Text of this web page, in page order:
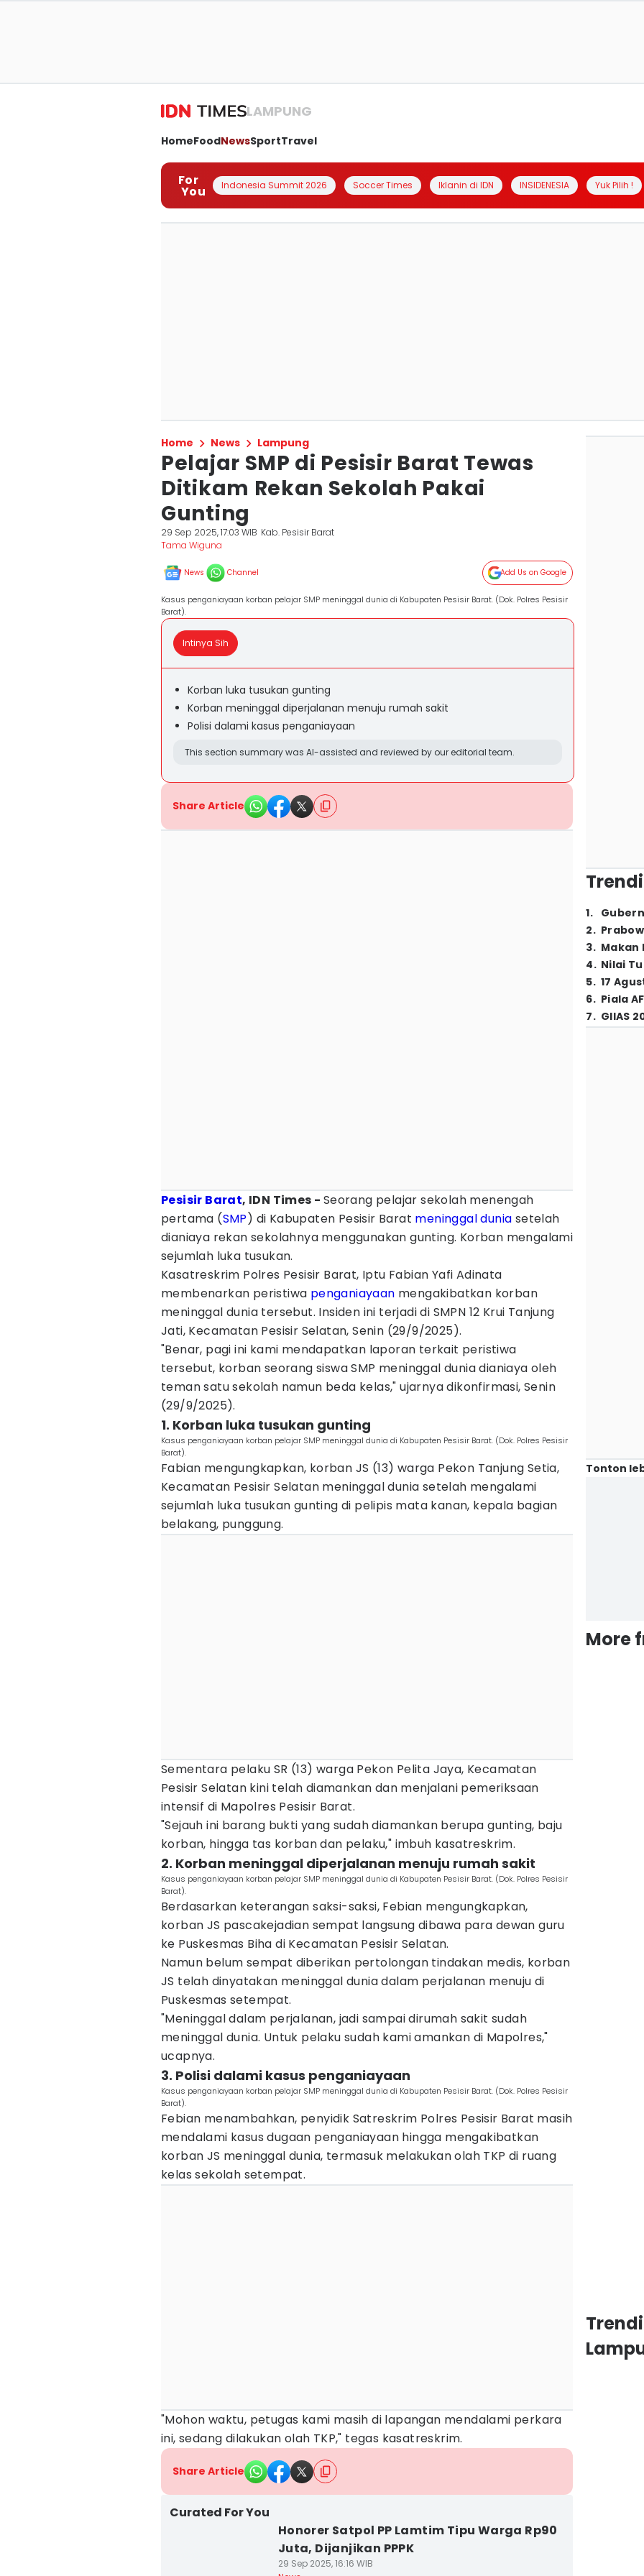
LAMPUNG
HomeFoodNewsSportTravel
For
You Indonesia Summit 2026 Soccer Times Iklanin di IDN INSIDENESIA Yuk Pilih !
Home News Lampung
Pelajar SMP di Pesisir Barat Tewas
Ditikam Rekan Sekolah Pakai
Gunting
29 Sep 2025, 17:03 WIB Kab. Pesisir Barat
Tama Wiguna
News Channel Add Us on Google
Kasus penganiayaan korban pelajar SMP meninggal dunia di Kabupaten Pesisir Barat. (Dok. Polres Pesisir
Barat).
Intinya Sih
Korban luka tusukan gunting
Korban meninggal diperjalanan menuju rumah sakit
Polisi dalami kasus penganiayaan
This section summary was AI-assisted and reviewed by our editorial team.
Share Article
Pesisir Barat, IDN Times - Seorang pelajar sekolah menengah
pertama (SMP) di Kabupaten Pesisir Barat meninggal dunia setelah
dianiaya rekan sekolahnya menggunakan gunting. Korban mengalami
sejumlah luka tusukan.
Kasatreskrim Polres Pesisir Barat, Iptu Fabian Yafi Adinata
membenarkan peristiwa penganiayaan mengakibatkan korban
meninggal dunia tersebut. Insiden ini terjadi di SMPN 12 Krui Tanjung
Jati, Kecamatan Pesisir Selatan, Senin (29/9/2025).
"Benar, pagi ini kami mendapatkan laporan terkait peristiwa
tersebut, korban seorang siswa SMP meninggal dunia dianiaya oleh
teman satu sekolah namun beda kelas," ujarnya dikonfirmasi, Senin
(29/9/2025).
1. Korban luka tusukan gunting
Kasus penganiayaan korban pelajar SMP meninggal dunia di Kabupaten Pesisir Barat. (Dok. Polres Pesisir
Barat).
Fabian mengungkapkan, korban JS (13) warga Pekon Tanjung Setia,
Kecamatan Pesisir Selatan meninggal dunia setelah mengalami
sejumlah luka tusukan gunting di pelipis mata kanan, kepala bagian
belakang, punggung.
Sementara pelaku SR (13) warga Pekon Pelita Jaya, Kecamatan
Pesisir Selatan kini telah diamankan dan menjalani pemeriksaan
intensif di Mapolres Pesisir Barat.
"Sejauh ini barang bukti yang sudah diamankan berupa gunting, baju
korban, hingga tas korban dan pelaku," imbuh kasatreskrim.
2. Korban meninggal diperjalanan menuju rumah sakit
Kasus penganiayaan korban pelajar SMP meninggal dunia di Kabupaten Pesisir Barat. (Dok. Polres Pesisir
Barat).
Berdasarkan keterangan saksi-saksi, Febian mengungkapkan,
korban JS pascakejadian sempat langsung dibawa para dewan guru
ke Puskesmas Biha di Kecamatan Pesisir Selatan.
Namun belum sempat diberikan pertolongan tindakan medis, korban
JS telah dinyatakan meninggal dunia dalam perjalanan menuju di
Puskesmas setempat.
"Meninggal dalam perjalanan, jadi sampai dirumah sakit sudah
meninggal dunia. Untuk pelaku sudah kami amankan di Mapolres,"
ucapnya.
3. Polisi dalami kasus penganiayaan
Kasus penganiayaan korban pelajar SMP meninggal dunia di Kabupaten Pesisir Barat. (Dok. Polres Pesisir
Barat).
Febian menambahkan, penyidik Satreskrim Polres Pesisir Barat masih
mendalami kasus dugaan penganiayaan hingga mengakibatkan
korban JS meninggal dunia, termasuk melakukan olah TKP di ruang
kelas sekolah setempat.
"Mohon waktu, petugas kami masih di lapangan mendalami perkara
ini, sedang dilakukan olah TKP," tegas kasatreskrim.
Share Article
Curated For You
Honorer Satpol PP Lamtim Tipu Warga Rp90
Juta, Dijanjikan PPPK
29 Sep 2025, 16:16 WIB
1.
2.
3. Makan
4. Nilai
5. 17
6. Piala
7. GIIAS
Tonton
More